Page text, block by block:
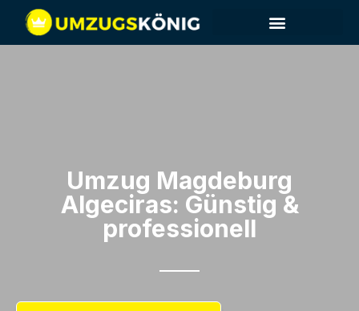
Umzug Magdeburg​
Algeciras: Günstig &
professionell​